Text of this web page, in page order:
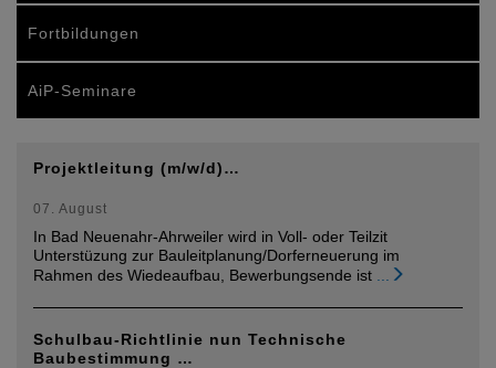
Fortbildungen
AiP-Seminare
Projektleitung (m/w/d)…
07. August
In Bad Neuenahr-Ahrweiler wird in Voll- oder Teilzit
Unterstüzung zur Bauleitplanung/Dorferneuerung im
Rahmen des Wiedeaufbau, Bewerbungsende ist
Schulbau-Richtlinie nun Technische
Baubestimmung …